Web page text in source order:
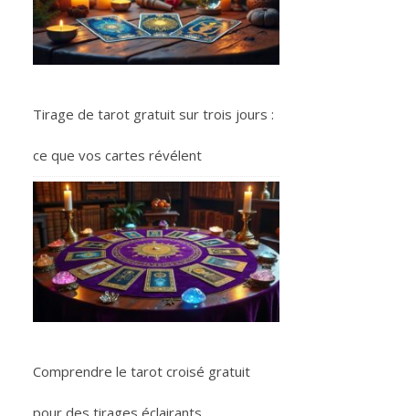
Tirage de tarot gratuit sur trois jours :
ce que vos cartes révélent
Comprendre le tarot croisé gratuit
pour des tirages éclairants